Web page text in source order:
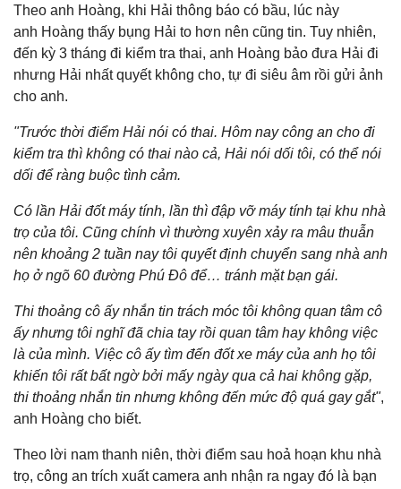
Theo anh Hoàng, khi Hải thông báo có bầu, lúc này
anh Hoàng thấy bụng Hải to hơn nên cũng tin. Tuy nhiên,
đến kỳ 3 tháng đi kiểm tra thai, anh Hoàng bảo đưa Hải đi
nhưng Hải nhất quyết không cho, tự đi siêu âm rồi gửi ảnh
cho anh.
"Trước thời điểm Hải nói có thai. Hôm nay công an cho đi
kiểm tra thì không có thai nào cả, Hải nói dối tôi, có thể nói
dối để ràng buộc tình cảm.
Có lần Hải đốt máy tính, lần thì đập vỡ máy tính tại khu nhà
trọ của tôi. Cũng chính vì thường xuyên xảy ra mâu thuẫn
nên khoảng 2 tuần nay tôi quyết định chuyển sang nhà anh
họ ở ngõ 60 đường Phú Đô để… tránh mặt bạn gái.
Thi thoảng cô ấy nhắn tin trách móc tôi không quan tâm cô
ấy nhưng tôi nghĩ đã chia tay rồi quan tâm hay không việc
là của mình. Việc cô ấy tìm đến đốt xe máy của anh họ tôi
khiến tôi rất bất ngờ bởi mấy ngày qua cả hai không gặp,
thi thoảng nhắn tin nhưng không đến mức độ quá gay gắt",
anh Hoàng cho biết.
Theo lời nam thanh niên, thời điểm sau hoả hoạn khu nhà
trọ, công an trích xuất camera anh nhận ra ngay đó là bạn